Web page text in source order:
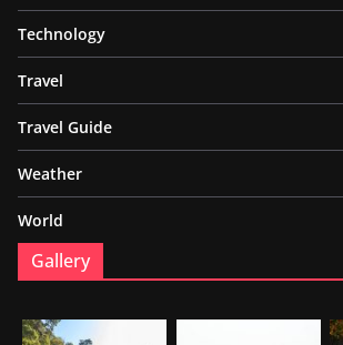
Technology
Travel
Travel Guide
Weather
World
Gallery